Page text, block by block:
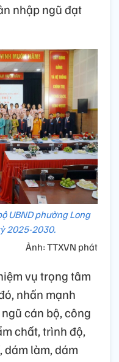
nhập ngũ đạt
UBND phường Long
2025-2030.
Ảnh: TTXVN phát
vụ trọng tâm
nhấn mạnh
cán bộ, công
chất, trình độ,
dám làm, dám